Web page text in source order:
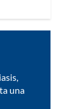
una